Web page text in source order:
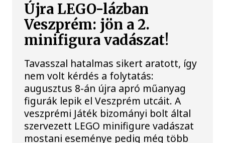
Újra LEGO-lázban
Veszprém: jön a 2.
minifigura vadászat!
Tavasszal hatalmas sikert aratott, így
nem volt kérdés a folytatás:
augusztus 8-án újra apró műanyag
figurák lepik el Veszprém utcáit. A
veszprémi Játék bizományi bolt által
szervezett LEGO minifigure vadászat
mostani eseménye pedig még több